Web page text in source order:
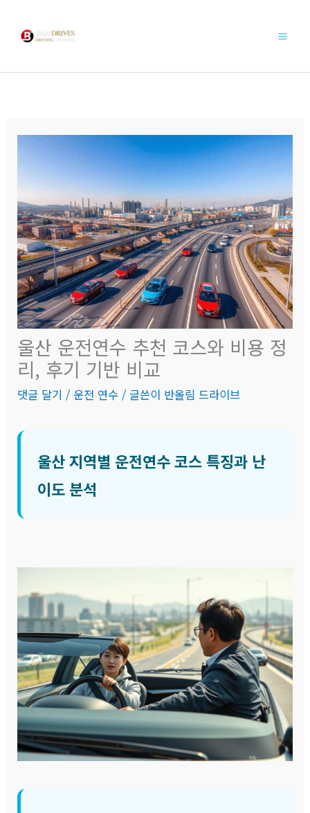
로
울산 운전연수 추천 코스와 비용 정
리, 후기 기반 비교
댓글 달기 /운전 연수 / 글쓴이 반올림 드라이브
울산 지역별 운전연수 코스 특징과 난
이도 분석